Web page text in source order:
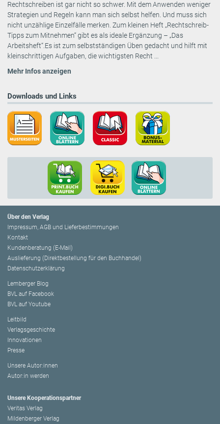
Rechtschreiben ist gar nicht so schwer. Mit dem Anwenden weniger
Strategien und Regeln kann man sich selbst helfen. Und muss sich
nicht unzählige Einzelfälle merken. Zum kleinen Heft „Rechtschreib-
Tipps zum Mitnehmen“ gibt es als ideale Ergänzung – „Das
Arbeitsheft“.Es ist zum selbstständigen Üben gedacht und hilft mit
kleinschrittigen Aufgaben, die wichtigsten Recht ...
Mehr Infos anzeigen
Downloads und Links
Über den Verlag
Impressum, AGB und Lieferbestimmungen
Kontakt
Kundenberatung (E-Mail)
Auslieferung (Direktbestellung für den Buchhandel)
Datenschutzerklärung
Lemberger Blog
BVL auf Facebook
BVL auf Youtube
Leitbild
Verlagsgeschichte
Innovationen
Presse
Unsere Autor:innen
Autor:in werden
Unsere Kooperationspartner
Veritas Verlag
Mildenberger Verlag